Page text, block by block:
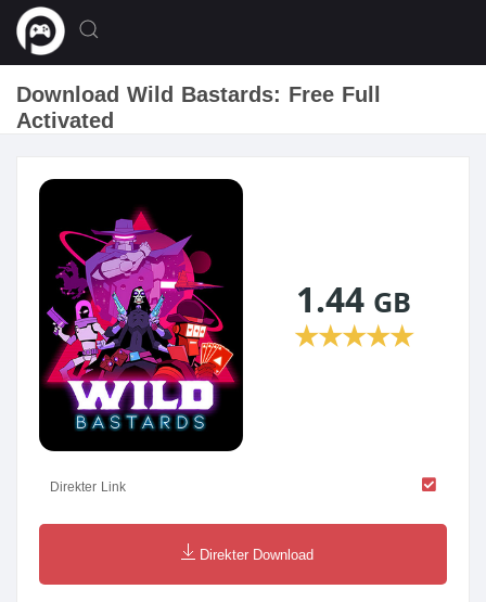
Download Wild Bastards: Free Full
Activated
1.44 GB
★★★★★
Direkter Link
Direkter Download